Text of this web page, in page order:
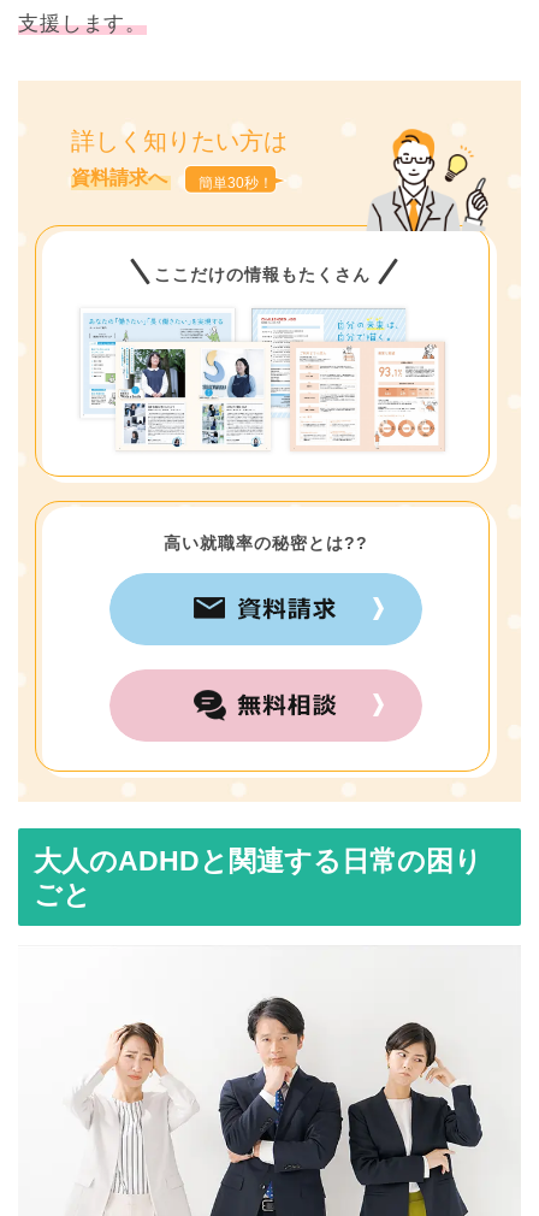
支援します。
詳しく知りたい方は
資料請求へ 簡単30秒！
ここだけの情報もたくさん
高い就職率の秘密とは??
大人のADHDと関連する日常の困り
ごと